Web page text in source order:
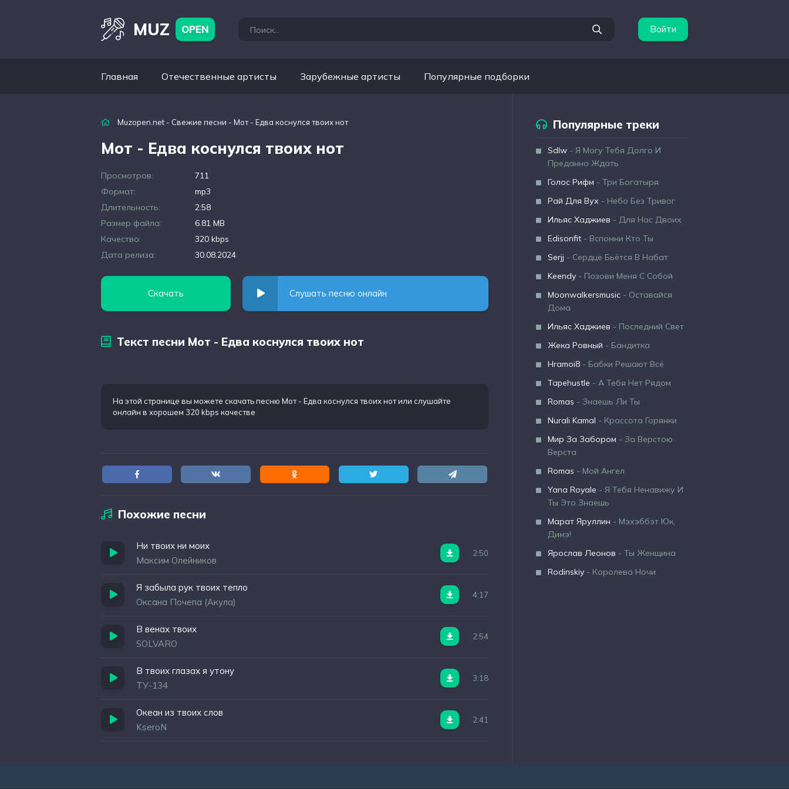
MUZ OPEN Войти
Главная Отечественные артисты Зарубежные артисты Популярные подборки
Muzopen.net - Свежие песни - Мот - Едва коснулся твоих нот
Мот - Едва коснулся твоих нот
Просмотров:
711
Формат:
mp3
Длительность:
2:58
Размер файла:
6.81 MB
Качество:
320 kbps
Дата релиза:
30.08.2024
Скачать Слушать песню онлайн
Текст песни Мот - Едва коснулся твоих нот
На этой странице вы можете скачать песню Мот - Едва коснулся твоих нотили слушайте
онлайн в хорошем 320 kbps качестве
Похожие песни
Ни твоих ни моих
Максим Олейников
2:50
Я забыла рук твоих тепло
Оксана Почепа (Акула)
4:17
В венах твоих
SOLVARO
2:54
В твоих глазах я утону
ТУ-134
3:18
Океан из твоих слов
KseroN
2:41
Популярные треки
Sdlw - Я Могу Тебя Долго И
Преданно Ждать
Голос Рифм - Три Богатыря
Рай Для Вух - Небо Без Тривог
Ильяс Хаджиев - Для Нас Двоих
Edisonfit - Вспомни Кто Ты
Serjj - Сердце Бьётся В Набат
Keendy - Позови Меня С Собой
Moonwalkersmusic - Оставайся
Дома
Ильяс Хаджиев - Последний Свет
Жека Ровный - Бандитка
Hramoi8 - Бабки Решают Всё
Tapehustle - А Тебя Нет Рядом
Romas - Знаешь Ли Ты
Nurali Kamal - Крассота Горянки
Мир За Забором - За Верстою
Верста
Romas - Мой Ангел
Yana Royale - Я Тебя Ненавижу И
Ты Это Знаешь
Марат Яруллин - Мэхэббэт Юк,
Димэ!
Ярослав Леонов - Ты Женщина
Rodinskiy - Королева Ночи